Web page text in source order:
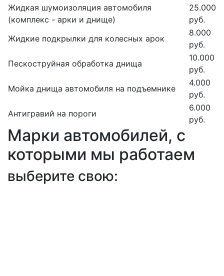
Жидкая шумоизоляция автомобиля
(комплекс - арки и днище)
25.000
руб.
Жидкие подкрылки для колесных арок
8.000
руб.
Пескоструйная обработка днища
10.000
руб.
Мойка днища автомобиля на подъемнике
4.000
руб.
Антигравий на пороги
6.000
руб.
Марки автомобилей, с
которыми мы работаем
выберите свою: